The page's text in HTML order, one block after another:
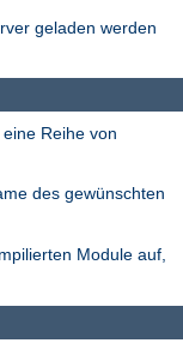
geladen werden
Reihe von
des gewünschten
Module auf,